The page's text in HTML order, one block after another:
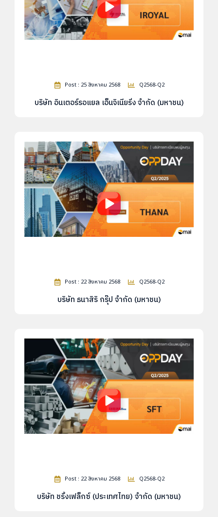
Post : 25 สิงหาคม 2568 Q2568-Q2
บริษัท อินเตอร์รอแยล เอ็นจิเนียริ่ง จำกัด (มหาชน)
Post : 22 สิงหาคม 2568 Q2568-Q2
บริษัท ธนาสิริ กรุ๊ป จำกัด (มหาชน)
Post : 22 สิงหาคม 2568 Q2568-Q2
บริษัท ชริ้งเฟล็กซ์ (ประเทศไทย) จำกัด (มหาชน)